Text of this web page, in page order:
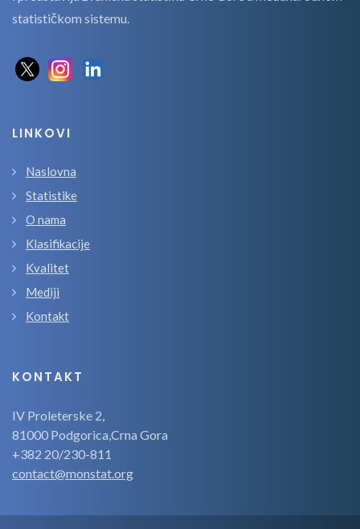
statističkom sistemu.
LINKOVI
Naslovna
Statistike
O nama
Klasifikacije
Kvalitet
Mediji
Kontakt
KONTAKT
IV Proleterske 2,
81000 Podgorica,Crna Gora
+382 20/230-811
contact@monstat.org